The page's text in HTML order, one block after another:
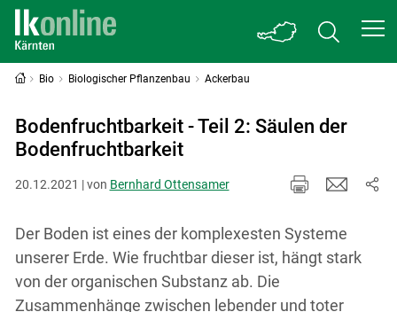
Bio Biologischer Pflanzenbau Ackerbau
Bodenfruchtbarkeit - Teil 2: Säulen der
Bodenfruchtbarkeit
20.12.2021 | von Bernhard Ottensamer
Der Boden ist eines der komplexesten Systeme
unserer Erde. Wie fruchtbar dieser ist, hängt stark
von der organischen Substanz ab. Die
Zusammenhänge zwischen lebender und toter